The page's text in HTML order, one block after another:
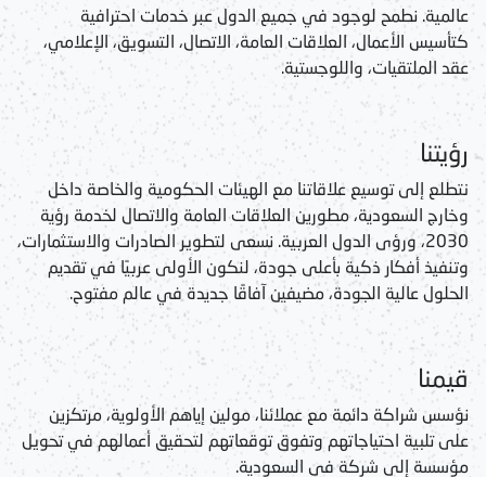
عالمية. نطمح لوجود في جميع الدول عبر خدمات احترافية
كتأسيس الأعمال، العلاقات العامة، الاتصال، التسويق، الإعلامي،
عقد الملتقيات، واللوجستية.
رؤيتنا
نتطلع إلى توسيع علاقاتنا مع الهيئات الحكومية والخاصة داخل
وخارج السعودية، مطورين العلاقات العامة والاتصال لخدمة رؤية
2030، ورؤى الدول العربية. نسعى لتطوير الصادرات والاستثمارات،
وتنفيذ أفكار ذكية بأعلى جودة، لنكون الأولى عربيًا في تقديم
الحلول عالية الجودة، مضيفين آفاقًا جديدة في عالم مفتوح.
قيمنا
نؤسس شراكة دائمة مع عملائنا، مولين إياهم الأولوية، مرتكزين
على تلبية احتياجاتهم وتفوق توقعاتهم لتحقيق أعمالهم فيتحويل
مؤسسة إلى شركة في السعودية